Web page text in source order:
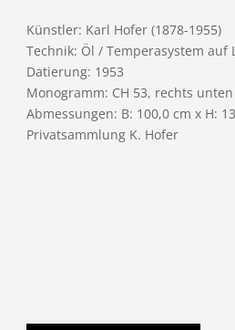
Künstler: Karl Hofer (1878-1955)
Technik: Öl / Temperasystem auf
Datierung: 1953
Monogramm: CH 53, rechts unten
Abmessungen: B: 100,0 cm x H:
Privatsammlung K. Hofer